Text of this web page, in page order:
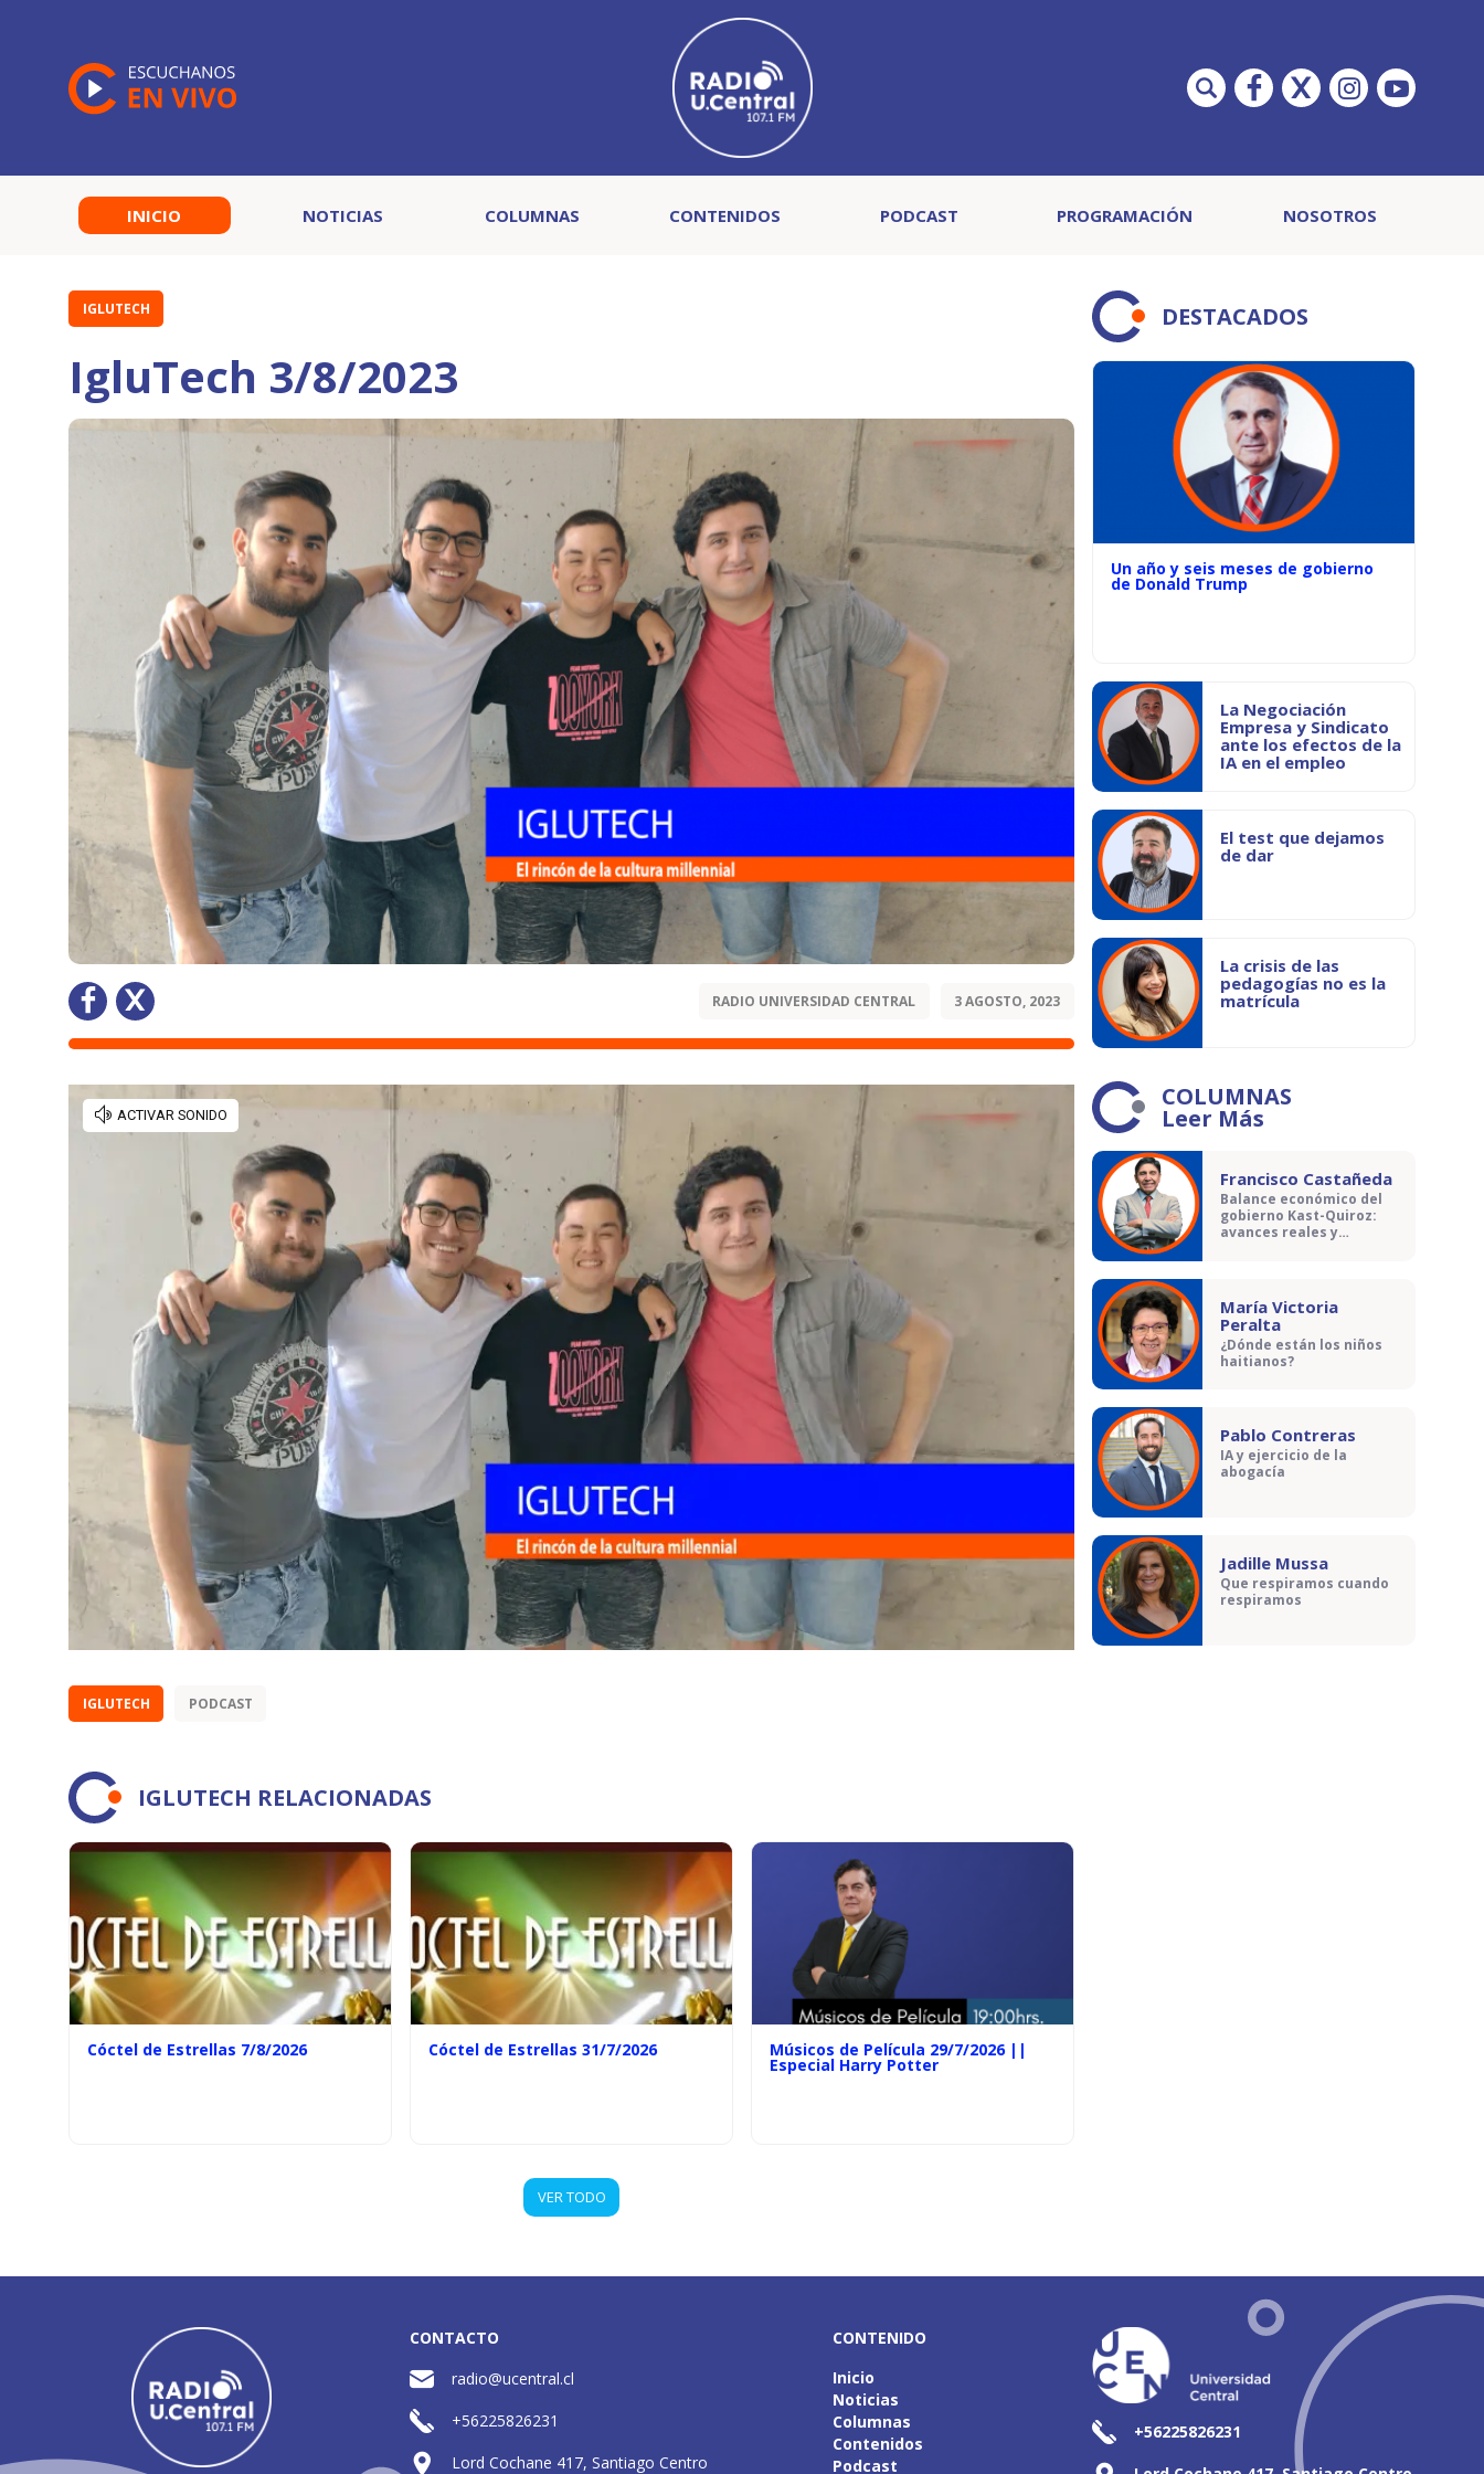
INICIO NOTICIAS COLUMNAS CONTENIDOS PODCAST PROGRAMACIÓN NOSOTROS
IGLUTECH
IgluTech 3/8/2023
RADIO UNIVERSIDAD CENTRAL 3 AGOSTO, 2023
IGLUTECH PODCAST
IGLUTECH RELACIONADAS
Cóctel de Estrellas 7/8/2026 Cóctel de Estrellas 31/7/2026 Músicos de Película 29/7/2026 ||
Especial Harry Potter
VER TODO
DESTACADOS
Un año y seis meses de gobierno
de Donald Trump
La Negociación
Empresa y Sindicato
ante los efectos de la
IA en el empleo
El test que dejamos
de dar
La crisis de las
pedagogías no es la
matrícula
COLUMNAS
Leer Más
Francisco Castañeda
Balance económico del
gobierno Kast-Quiroz:
avances reales y
María Victoria
Peralta
¿Dónde están los niños
haitianos?
Pablo Contreras
IA y ejercicio de la
abogacía
Jadille Mussa
Que respiramos cuando
respiramos
CONTACTO
radio@ucentral.cl
+56225826231
Lord Cochane 417, Santiago Centro
CONTENIDO
Inicio
Noticias
Columnas
Contenidos
Podcast
+56225826231